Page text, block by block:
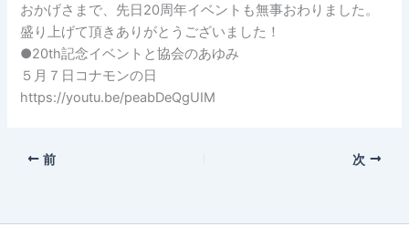
おかげさまで、先日20周年イベントも無事おわりました。
盛り上げて頂きありがとうございました！
●20th記念イベントと協会のあゆみ
５月７日コナモンの日
https://youtu.be/peabDeQgUIM
前 次